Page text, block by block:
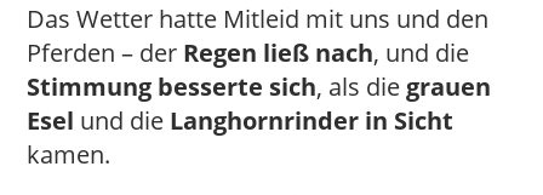
Das Wetter hatte Mitleid mit uns und den
Pferden – der Regen ließ nach, und die
Stimmung besserte sich, als diegrauen
Esel und die Langhornrinder in Sicht
kamen.